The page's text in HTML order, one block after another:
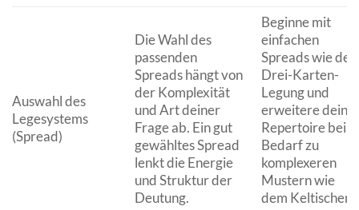
Auswahl des
Legesystems
(Spread)
Die Wahl des
passenden
Spreads hängt von
der Komplexität
und Art deiner
Frage ab. Ein gut
gewähltes Spread
lenkt die Energie
und Struktur der
Deutung.
Beginne mit
einfachen
Spreads wie der
Drei-Karten-
Legung und
erweitere dein
Repertoire bei
Bedarf zu
komplexeren
Mustern wie
dem Keltischen